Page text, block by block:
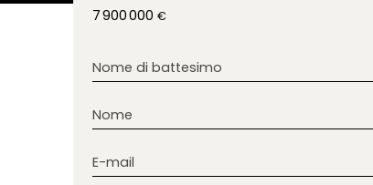
7 900 000 €
Nome di battesimo
Nome
E-mail